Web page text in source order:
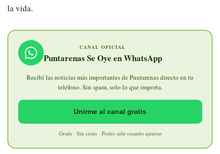
la vida.
CANAL OFICIAL
Puntarenas Se Oye en WhatsApp
Recibí las noticias más importantes de Puntarenas directo en tu
teléfono. Sin spam, solo lo que importa.
Unirme al canal gratis
Gratis · Sin costo · Podés salir cuando quieras